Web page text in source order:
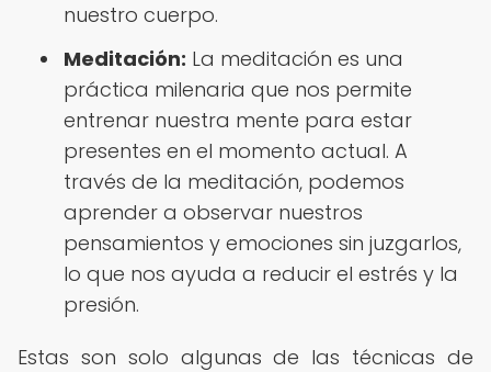
nuestro cuerpo.
Meditación: La meditación es una
práctica milenaria que nos permite
entrenar nuestra mente para estar
presentes en el momento actual. A
través de la meditación, podemos
aprender a observar nuestros
pensamientos y emociones sin juzgarlos,
lo que nos ayuda a reducir el estrés y la
presión.
Estas son solo algunas de las técnicas de